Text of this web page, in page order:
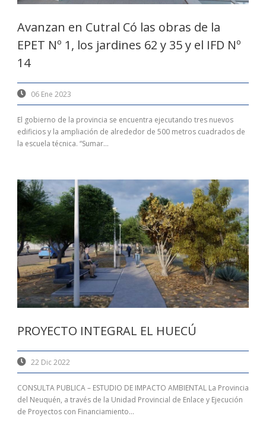
Avanzan en Cutral Có las obras de la
EPET Nº 1, los jardines 62 y 35 y el IFD Nº
14
06 Ene 2023
El gobierno de la provincia se encuentra ejecutando tres nuevos
edificios y la ampliación de alrededor de 500 metros cuadrados de
la escuela técnica. “Sumar...
PROYECTO INTEGRAL EL HUECÚ
22 Dic 2022
CONSULTA PUBLICA – ESTUDIO DE IMPACTO AMBIENTAL La Provincia
del Neuquén, a través de la Unidad Provincial de Enlace y Ejecución
de Proyectos con Financiamiento...